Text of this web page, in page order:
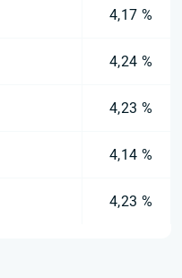
4,17 %
4,24 %
4,23 %
4,14 %
4,23 %